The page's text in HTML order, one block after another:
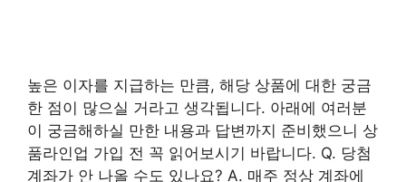
높은 이자를 지급하는 만큼, 해당 상품에 대한 궁금
한 점이 많으실 거라고 생각됩니다. 아래에 여러분
이 궁금해하실 만한 내용과 답변까지 준비했으니 상
품라인업 가입 전 꼭 읽어보시기 바랍니다. Q. 당첨
계좌가 안 나올 수도 있나요? A. 매주 정상 계좌에